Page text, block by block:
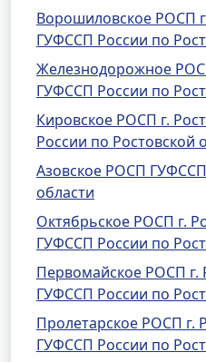
Ворошиловское РОСП
ГУФССП России по
Железнодорожное
ГУФССП России по
Кировское РОСП г.
России по Ростовской
Азовское РОСП
области
Октябрьское РОСП г.
ГУФССП России по
Первомайское РОСП г.
ГУФССП России по
Пролетарское РОСП г.
ГУФССП России по